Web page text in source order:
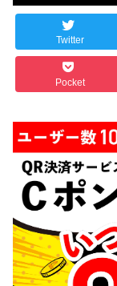
Twitter
Pocket